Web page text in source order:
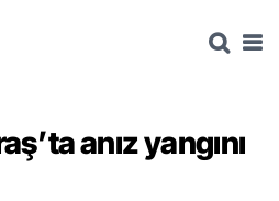
anız yangını